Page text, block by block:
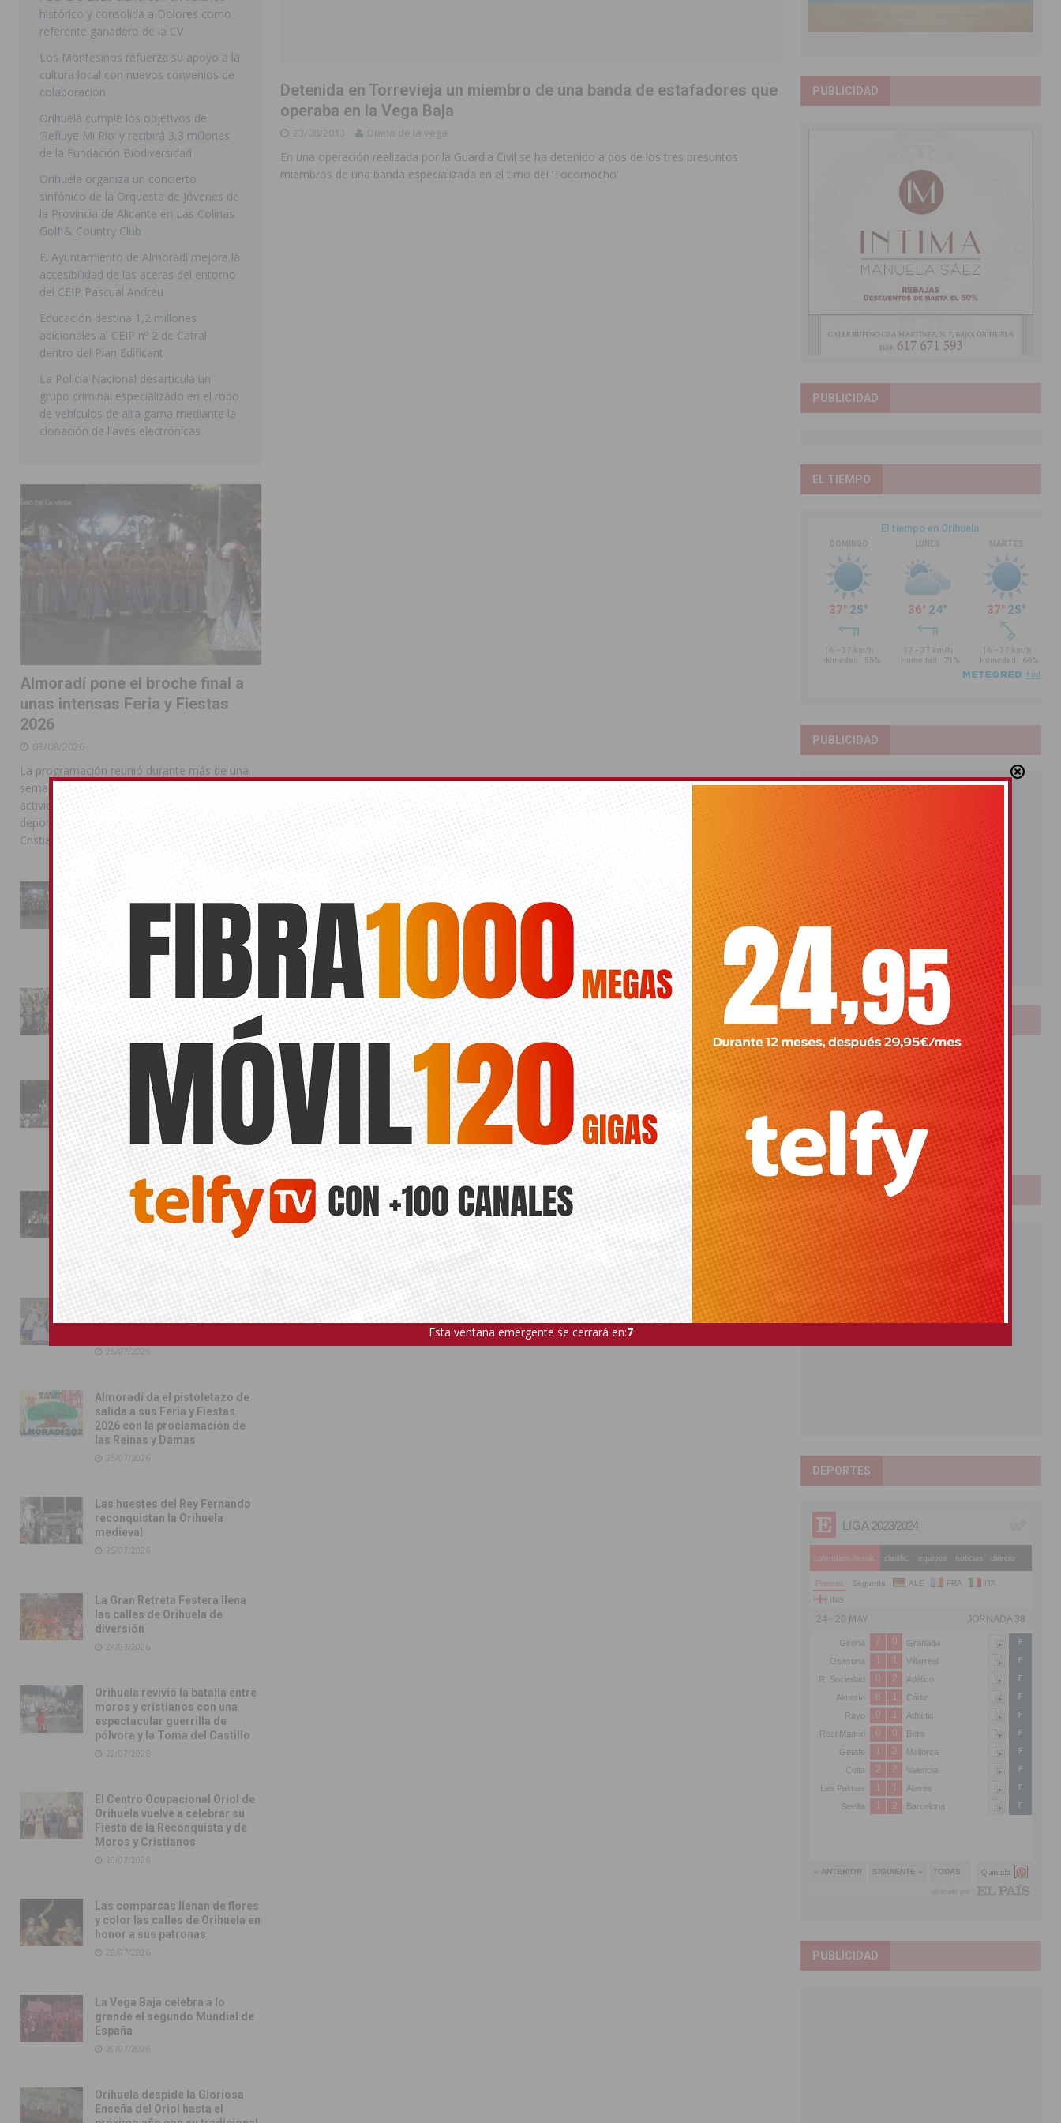
[ 07/08/2026 ] Raiguero de Bonanza alerta del riesgo de incendios e inundaciones por el estado de sus barrancos
ORIHUELA
[ 07/08/2026 ] La Generalitat impulsa el desdoblamiento de la CV-95, clave para Torrevieja
Benferri ya se prepara para dar comienzo a sus Fiestas 2026
[ 07/08/2026 ] Bigastro se viste de gala para la coronación de la Corte 2026
[ 09/08/2026 ] Bigastro da el pistoletazo de salida a sus fiestas de San Joaquín 2026 con un multitudinario chupinazo
BIGASTRO
[ 08/08/2026 ] Controlado un incendio en la cocina de una vivienda de un quinto piso en Callosa de Segura
SEGURA
[ 08/08/2026 ]
Benferri da comienzo a sus fiestas con una noche de emoción, tradición y celebración
[ 07/08/2026 ]
DOLORES
Detenida en Torrevieja un miembro de una banda de estafadores que
operaba en la Vega Baja
23/08/2013 Diario de la vega
En una operación realizada por la Guardia Civil se ha detenido a dos de los tres presuntos
miembros de una banda especializada en el timo del ‘Tocomocho’
histórico y consolida a Dolores como
referente ganadero de la CV
Los Montesinos refuerza su apoyo a la
cultura local con nuevos convenios de
colaboración
Orihuela cumple los objetivos de
‘Refluye Mi Río’ y recibirá 3,3 millones
de la Fundación Biodiversidad
Orihuela organiza un concierto
sinfónico de la Orquesta de Jóvenes de
la Provincia de Alicante en Las Colinas
Golf & Country Club
El Ayuntamiento de Almoradí mejora la
accesibilidad de las aceras del entorno
del CEIP Pascual Andreu
Educación destina 1,2 millones
adicionales al CEIP nº 2 de Catral
dentro del Plan Edificant
La Policía Nacional desarticula un
grupo criminal especializado en el robo
de vehículos de alta gama mediante la
clonación de llaves electrónicas
Almoradí pone el broche final a
unas intensas Feria y Fiestas
2026
03/08/2026
La programación reunió durante más de una
semana actos institucionales, conciertos,
actividades familiares, competiciones
deportivas y las celebraciones de Moros y
Cristianos
La Entrada Cristiana llena de
esplendor las calles de
Almoradí en una multitudinaria
La magia de la Entrada Mora
conquista las calles de
Almoradí
01/08/2026
La fiesta se adueña de
Almoradí con la presentación
de los cargos festeros y la
toma del castillo
31/07/2026
Pilar de la Horadada
conmemora con emoción el
40º aniversario de su
independencia como municipio
31/07/2026
Almoradí presume de raíces
con el desfile del Bando
26/07/2026
Almoradí da el pistoletazo de
salida a sus Feria y Fiestas
2026 con la proclamación de
las Reinas y Damas
25/07/2026
Las huestes del Rey Fernando
reconquistan la Orihuela
medieval
25/07/2026
La Gran Retreta Festera llena
las calles de Orihuela de
diversión
24/07/2026
Orihuela revivió la batalla entre
moros y cristianos con una
espectacular guerrilla de
pólvora y la Toma del Castillo
22/07/2026
El Centro Ocupacional Oriol de
Orihuela vuelve a celebrar su
Fiesta de la Reconquista y de
Moros y Cristianos
20/07/2026
Las comparsas llenan de flores
y color las calles de Orihuela en
honor a sus patronas
20/07/2026
La Vega Baja celebra a lo
grande el segundo Mundial de
España
20/07/2026
Orihuela despide la Gloriosa
Enseña del Oriol hasta el
PUBLICIDAD
PUBLICIDAD
EL TIEMPO
PUBLICIDAD
LOTERIAS
Bonoloto
Primitiva
El Gordo
Euromillones
Loteria
Once
PUBLICIDAD
DEPORTES
PUBLICIDAD
Esta ventana emergente se cerrará en:6